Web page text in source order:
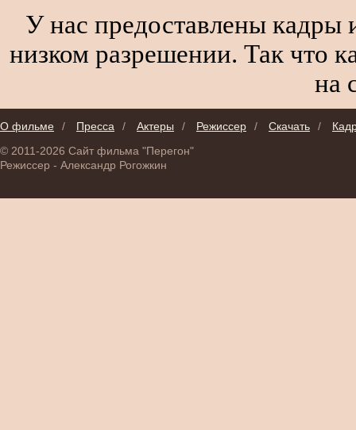
У нас предоставлены кадры
низком разрешении. Так что
на
О фильме / Пресса / Актеры / Режиссер / Скачать /
© 2011-2026 Сайт фильма "Перегон"
Режиссер - Александр Рогожкин